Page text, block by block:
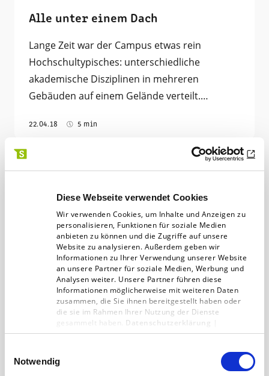
Diese Webseite verwendet Cookies
Wir verwenden Cookies, um Inhalte und Anzeigen zu
personalisieren, Funktionen für soziale Medien
anbieten zu können und die Zugriffe auf unsere
Website zu analysieren. Außerdem geben wir
Informationen zu Ihrer Verwendung unserer Website
an unsere Partner für soziale Medien, Werbung und
Analysen weiter. Unsere Partner führen diese
Informationen möglicherweise mit weiteren Daten
zusammen, die Sie ihnen bereitgestellt haben oder
die sie im Rahmen Ihrer Nutzung der Dienste
gesammelt haben. Datenschutzerklärung
Impressum
Notwendig
Alle unter einem Dach
Lange Zeit war der Campus etwas rein
Hochschultypisches: unterschiedliche
akademische Disziplinen in mehreren
Gebäuden auf einem Gelände verteilt.…
22.04.18 5 min
Wichtige Termine für die zweite
2. Publisher Business Conference 14.06.2018,